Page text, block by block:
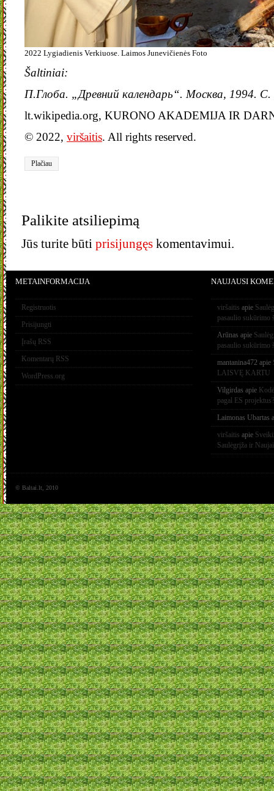
2022 Lygiadienis Verkiuose. Laimos Junevičienės Foto
Šaltiniai:
П.Глоба. „Древний календарь“. Москва, 1994. С.
lt.wikipedia.org, KURONO AKADEMIJA IR
© 2022, viršaitis. All rights reserved.
Plačiau
Palikite atsiliepimą
Jūs turite būti prisijungęs komentavimui.
METAINFORMACIJA
Registruotis
Prisijungti
Įrašų RSS
Komentarų RSS
WordPress.org
NAUJAUSI
viršaitis apie
pasaulio sukūrimo
Arūnas apie
pasaulio sukūrimo
mantanina472 apie
LAISVĘ KARTU
Vilgirdas apie
pagal ES projektus?
Laimonas Ubartas
viršaitis apie
Saulėgrįža ir
© Baltai.lt, 2010